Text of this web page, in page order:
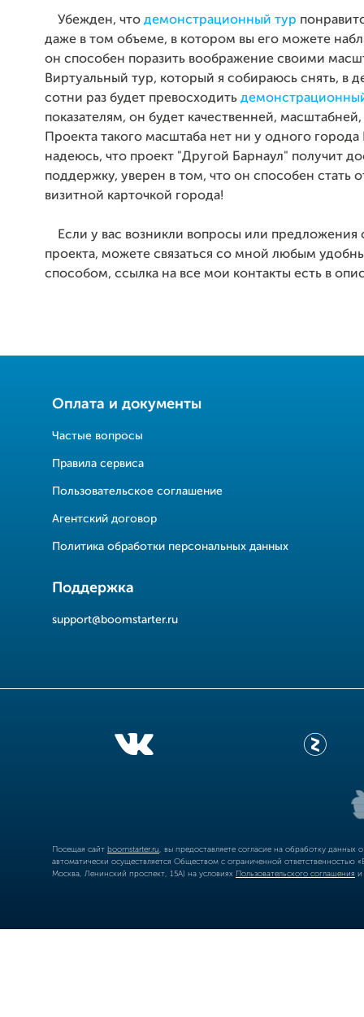
Убежден, что демонстрационный тур
даже в том объеме, в котором вы его можете
он способен поразить воображение своими
Виртуальный тур, который я собираюсь снять, в
сотни раз будет превосходить
показателям, он будет качественней,
Проекта такого масштаба нет ни у одного
надеюсь, что проект "Другой Барнаул" получит
поддержку, уверен в том, что он способен стать
визитной карточкой города!
Если у вас возникли вопросы или предложения
проекта, можете связаться со мной любым
способом, ссылка на все мои контакты есть в
Оплата и документы
Частые вопросы
Правила сервиса
Пользовательское соглашение
Агентский договор
Политика обработки персональных данных
Поддержка
support@boomstarter.ru
Посещая сайт boomstarter.ru , вы предоставляете согласие на обработку
автоматически осуществляется Обществом с ограниченной
Москва, Ленинский проспект, 15А) на условиях Пользовательского соглашения и